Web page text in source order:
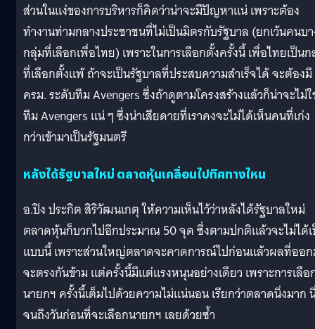
ส่วนในแง่ของการบริหารก็คิดว่าน่าจะมีปัญหาแน่ เพราะต้อง
ทำงานท่ามกลางประชาชนที่ไม่เป็นมิตรกับรัฐบาล (ยกเว้นคนบ
กลุ่มที่เลือกเพื่อไทย) เพราะในการเลือกตั้งครั้งนี้ เพื่อไทยเป็น
ที่เลือกตั้งแพ้ ถ้าจะเป็นรัฐบาลที่ประสบความสำเร็จได้ จะต้องมี
ครม. ระดับทีม Avengers ซึ่งถ้าดูตามโครงสร้างแล้วก็น่าจะไม่
ทีม Avengers แน่ ๆ ซึ่งน่าเสียดายที่เราคงจะไม่ได้เห็นคนที่เก่ง
กว่าเข้ามาเป็นรัฐมนตรี
หลังได้รัฐบาลใหม่ ตลาดหุ้นเคลื่อนไปทิศทางไหน
อ.ปิง ประกิต สิริวัฒนเกตุ ให้ความเห็นไว้ว่าหลังได้รัฐบาลใหม่
ตลาดหุ้นก็บวกไปอีกประมาณ 50 จุด ซึ่งตามปกติแล้วจะไม่ได้
แบบนี้ เพราะส่วนใหญ่ตลาดจะคาดการณ์ไปก่อนแล้วผลที่ออ
จะตรงกันข้าม แต่ครั้งนี้มีแต่แรงหนุนอย่างเดียว เพราะการเลือ
นายกฯ ครั้งนี้เต็มไปด้วยความไม่แน่นอน เรียกว่าตลาดนิ่งมาก
จนถึงวันก่อนที่จะเลือกนายกฯ เลยด้วยซ้ำ